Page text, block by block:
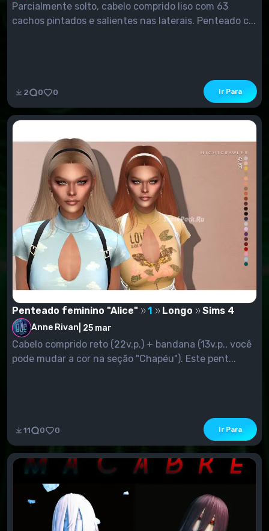
Parcialmente solto, cabelo comprido liso com 63
cachos pintados e salientes nas laterais. Penteado c...
2 0 0 Ir Para
Penteado feminino "Alice" 1 Longo Sims 4
Anne Rivan 25 mar
Cabelo comprido reto (22v.p.) + bandana (13v.p., você
pode mudar a cor na seção "Chapéu"). Este pent...
11 0 0 Ir Para